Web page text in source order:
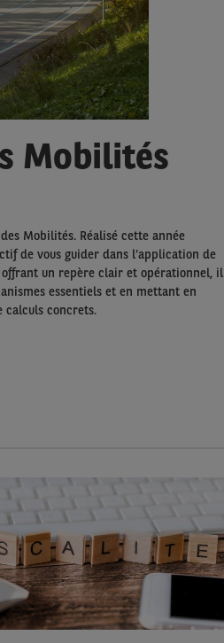
Mobilités
Mobilités. Réalisé cette année
de vous guider dans l’application de
un repère clair et opérationnel, il
essentiels et en mettant en
calculs concrets.